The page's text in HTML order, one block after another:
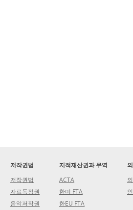
저작권법
저작권법
자료독점권
음악저작권
지적재산권과 무역
ACTA
한미 FTA
한EU FTA